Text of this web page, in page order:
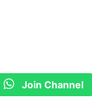
Join Channel